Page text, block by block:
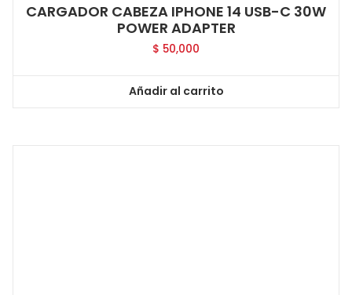
CARGADOR CABEZA IPHONE 14 USB-C 30W
POWER ADAPTER
$ 50,000
Añadir al carrito